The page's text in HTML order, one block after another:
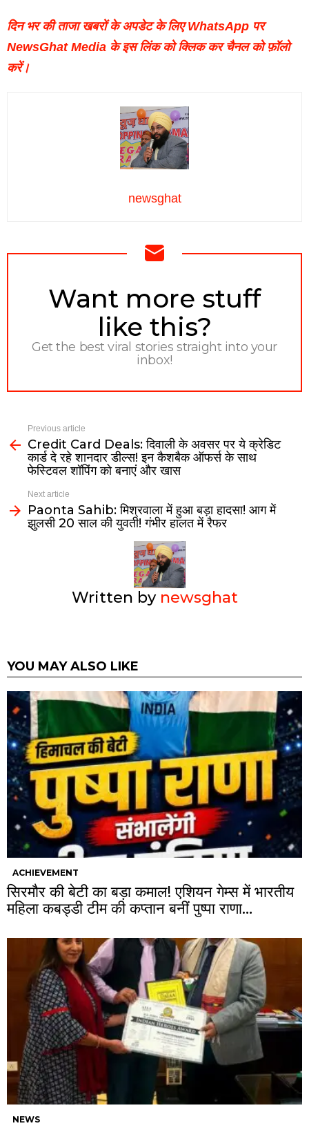
दिन भर की ताजा खबरों के अपडेट के लिए WhatsApp पर
NewsGhat Media के इस लिंक को क्लिक कर चैनल को फ़ॉलो
करें।
newsghat
NEWSLETTER
Want more stuff
like this?
Get the best viral stories straight into your
inbox!
Previous article
Credit Card Deals: दिवाली के अवसर पर ये क्रेडिट
कार्ड दे रहे शानदार डील्स! इन कैशबैक ऑफर्स के साथ
फेस्टिवल शॉपिंग को बनाएं और खास
Next article
Paonta Sahib: मिश्रवाला में हुआ बड़ा हादसा! आग में
झुलसी 20 साल की युवती! गंभीर हालत में रैफर
Written by newsghat
YOU MAY ALSO LIKE
ACHIEVEMENT
सिरमौर की बेटी का बड़ा कमाल! एशियन गेम्स में भारतीय
महिला कबड्डी टीम की कप्तान बनीं पुष्पा राणा…
NEWS